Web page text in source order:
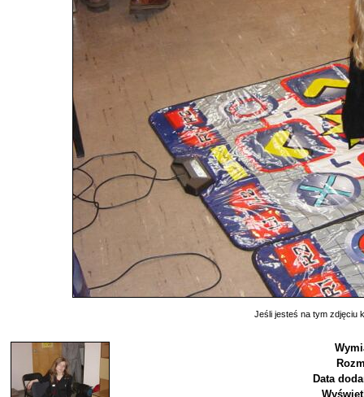
Jeśli jesteś na tym zdjęciu
Data